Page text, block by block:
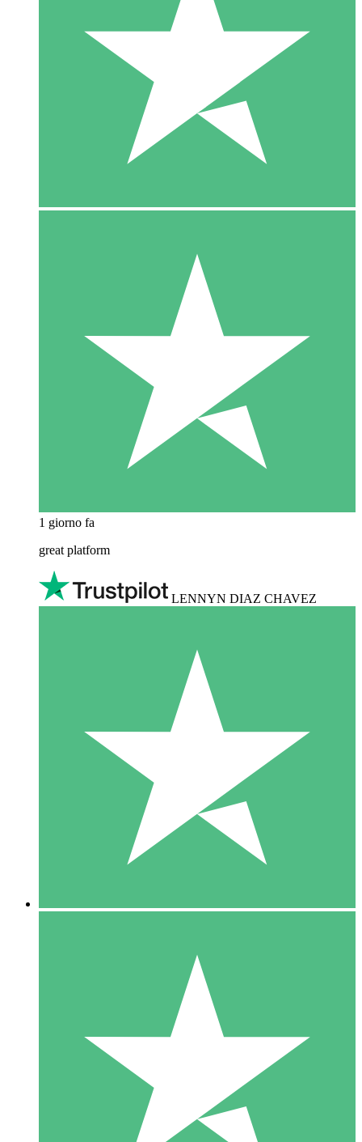
1 giorno fa
great platform
LENNYN DIAZ CHAVEZ